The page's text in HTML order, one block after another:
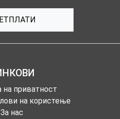
на приватност
на користење
За нас